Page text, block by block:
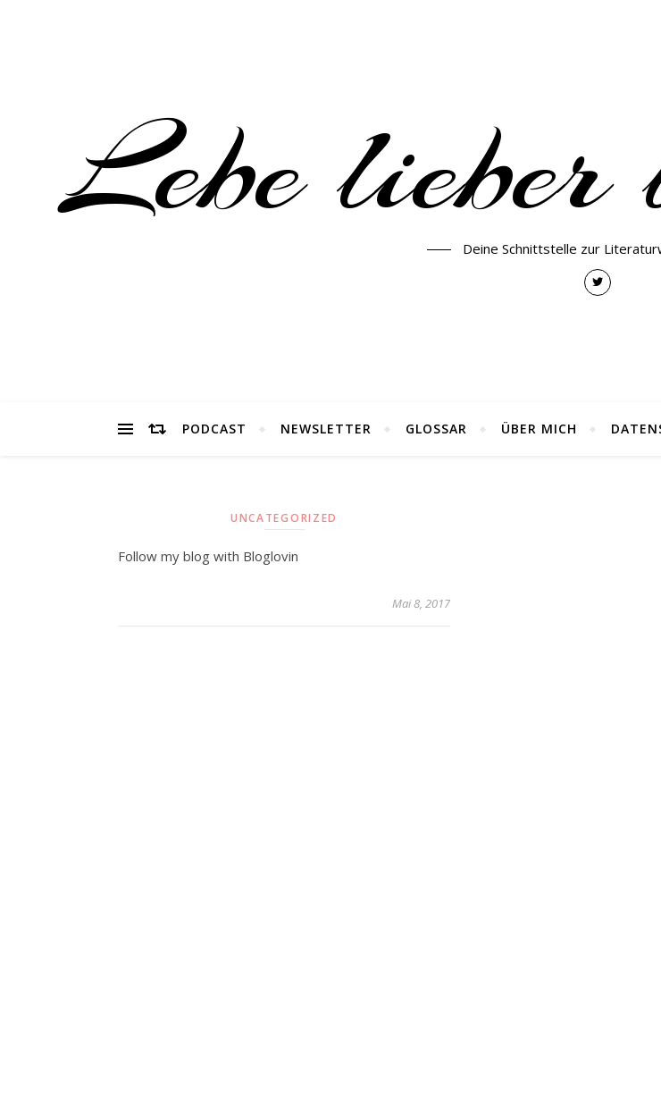
Lebe Deine Schnittstelle zur
PODCAST NEWSLETTER GLOSSAR ÜBER MICH
UNCATEGORIZED
Follow my blog with Bloglovin
Mai 8, 2017